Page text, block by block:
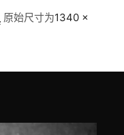
原始尺寸为1340 ×